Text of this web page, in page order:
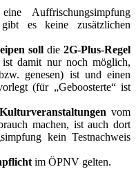
Auffrischungsimpfung
es keine zusätzlichen
soll die2G-Plus-Regel
damit nur noch möglich,
genesen) ist und einen
(für „Geboosterte“ ist
Kulturveranstaltungen vom
machen, ist auch dort
kein Testnachweis
im ÖPNV gelten.